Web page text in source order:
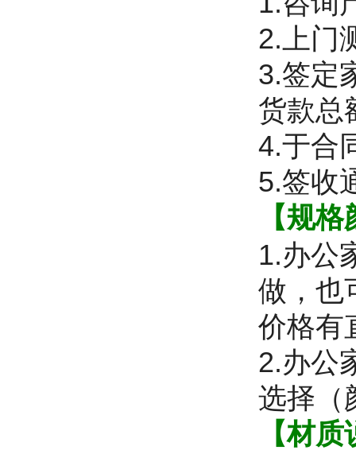
2.上门
3.签定
货款总
4.于合
5.签收
【规
1.办公
做，也
价格有
2.办公
选择（
【材